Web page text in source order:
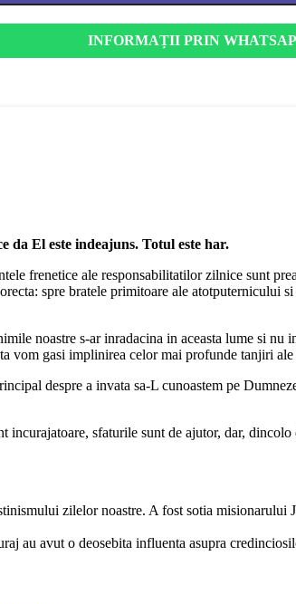
INFORMAȚII PRIN
da El este indeajuns. Totul este har.
frenetice ale responsabilitatilor zilnice sunt
spre bratele primitoare ale
noastre s-ar inradacina in aceasta lume si
vom gasi implinirea celor mai profunde tanjiri
despre a invata sa-L cunoastem pe
sfaturile sunt de ajutor, dar,
zilelor noastre. A fost sotia
au avut o deosebita influenta asupra